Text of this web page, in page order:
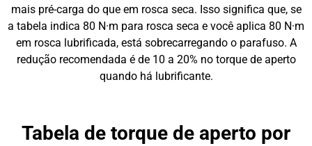
mais pré-carga do que em rosca seca. Isso significa que, se
a tabela indica 80 N·m para rosca seca e você aplica 80 N·m
em rosca lubrificada, está sobrecarregando o parafuso. A
redução recomendada é de 10 a 20% no torque de aperto
quando há lubrificante.
Tabela de torque de aperto por